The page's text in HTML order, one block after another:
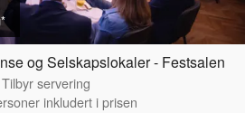
og Selskapslokaler - Festsalen
Tilbyr servering
inkludert i prisen